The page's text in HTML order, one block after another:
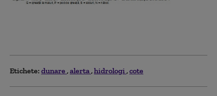
Etichete: dunare alerta hidrologi cote